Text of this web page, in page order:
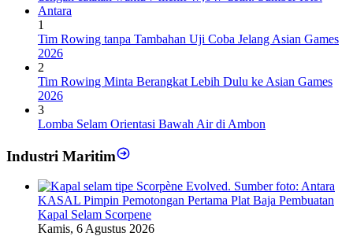
1
Tim Rowing tanpa Tambahan Uji Coba Jelang Asian Games
2026
2
Tim Rowing Minta Berangkat Lebih Dulu ke Asian Games
2026
3
Lomba Selam Orientasi Bawah Air di Ambon
Industri Maritim
KASAL Pimpin Pemotongan Pertama Plat Baja Pembuatan
Kapal Selam Scorpene
Kamis, 6 Agustus 2026